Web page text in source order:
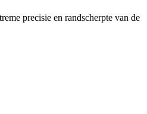
precisie en randscherpte van de